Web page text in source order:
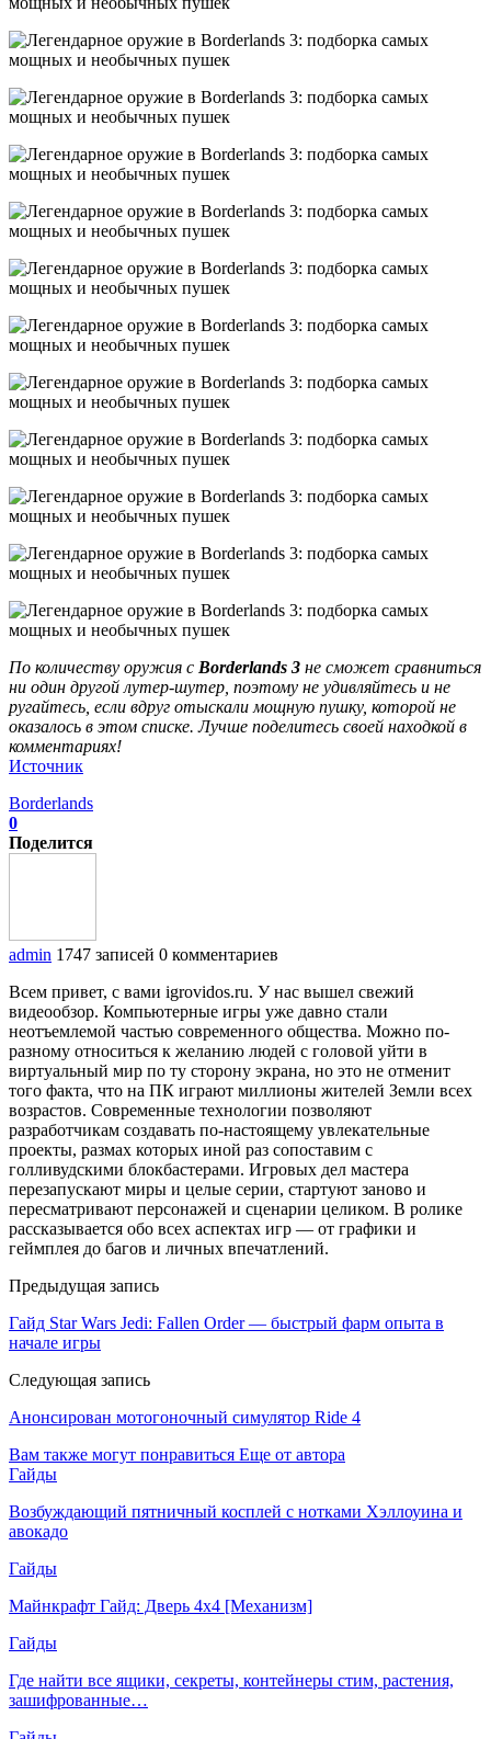
По количеству оружия с Borderlands 3 не сможет сравниться
ни один другой лутер-шутер, поэтому не удивляйтесь и не
ругайтесь, если вдруг отыскали мощную пушку, которой не
оказалось в этом списке. Лучше поделитесь своей находкой в
комментариях!
Источник
Borderlands
0
Поделится
admin 1747 записей 0 комментариев
Всем привет, с вами igrovidos.ru. У нас вышел свежий
видеообзор. Компьютерные игры уже давно стали
неотъемлемой частью современного общества. Можно по-
разному относиться к желанию людей с головой уйти в
виртуальный мир по ту сторону экрана, но это не отменит
того факта, что на ПК играют миллионы жителей Земли всех
возрастов. Современные технологии позволяют
разработчикам создавать по-настоящему увлекательные
проекты, размах которых иной раз сопоставим с
голливудскими блокбастерами. Игровых дел мастера
перезапускают миры и целые серии, стартуют заново и
пересматривают персонажей и сценарии целиком. В ролике
рассказывается обо всех аспектах игр — от графики и
геймплея до багов и личных впечатлений.
Предыдущая запись
Гайд Star Wars Jedi: Fallen Order — быстрый фарм опыта в
начале игры
Следующая запись
Анонсирован мотогоночный симулятор Ride 4
Вам также могут понравиться Еще от автора
Гайды
Возбуждающий пятничный косплей с нотками Хэллоуина и
авокадо
Гайды
Майнкрафт Гайд: Дверь 4х4 [Механизм]
Гайды
Где найти все ящики, секреты, контейнеры стим, растения,
зашифрованные…